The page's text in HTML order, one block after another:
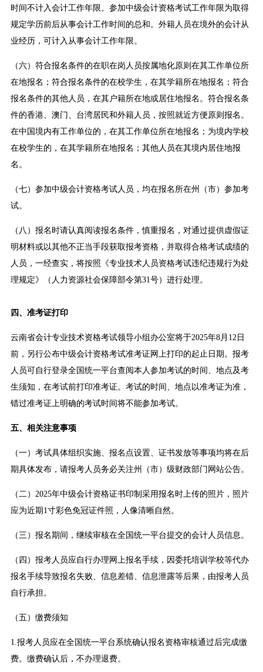
时间不计入会计工作年限。参加中级会计资格考试工作年限为取得
规定学历前后从事会计工作时间的总和。外籍人员在境外的会计从
业经历，可计入从事会计工作年限。
（六）符合报名条件的在职在岗人员按属地化原则在其工作单位所
在地报名；符合报名条件的在校学生，在其学籍所在地报名；符合
报名条件的其他人员，在其户籍所在地或居住地报名。符合报名条
件的香港、澳门、台湾居民和外籍人员，按照就近方便原则报名。
在中国境内有工作单位的，在其工作单位所在地报名；为境内学校
在校学生的，在其学籍所在地报名；其他人员在其境内居住地报
名。
（七）参加中级会计资格考试人员，均在报名所在州（市）参加考
试。
（八）报名时请认真阅读报名条件，慎重报名，对通过提供虚假证
明材料或以其他不正当手段获取报考资格，并取得合格考试成绩的
人员，一经查实，将按照《专业技术人员资格考试违纪违规行为处
理规定》（人力资源社会保障部令第31号）进行处理。
四、准考证打印
云南省会计专业技术资格考试领导小组办公室将于2025年8月12日
前，另行公布中级会计资格考试准考证网上打印的起止日期。报考
人员可自行登录全国统一平台查阅本人参加考试的时间、地点及考
生须知，在考试前打印准考证。考试的时间、地点以准考证为准，
错过准考证上明确的考试时间将不能参加考试。
五、相关注意事项
（一）考试具体组织实施、报名点设置、证书发放等事项均将在后
期具体发布，请报考人员务必关注州（市）级财政部门网站公告。
（二）2025年中级会计资格证书印制采用报名时上传的照片，照片
应为近期1寸彩色免冠证件照，人像清晰自然。
（三）报名期间，继续审核在全国统一平台提交的会计人员信息。
（四）报考人员应自行办理网上报名手续，因委托培训学校等代办
报名手续导致报名失败、信息差错、信息泄露等后果，由报考人员
自行承担。
（五）缴费须知
1.报考人员应在全国统一平台系统确认报名资格审核通过后完成缴
费。缴费确认后，不办理退费。